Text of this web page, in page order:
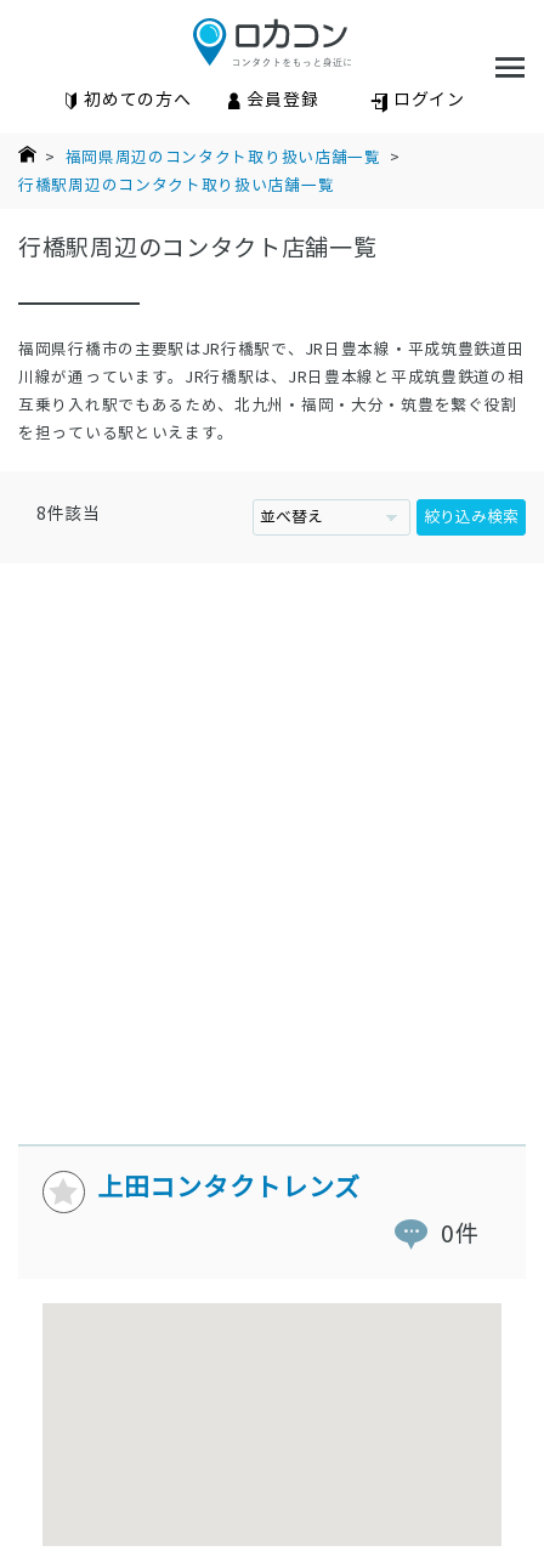
初めての方へ 会員登録 ログイン
> 福岡県周辺のコンタクト取り扱い店舗一覧 >
行橋駅周辺のコンタクト取り扱い店舗一覧
行橋駅周辺のコンタクト店舗一覧
福岡県行橋市の主要駅はJR行橋駅で、JR日豊本線・平成筑豊鉄道田
川線が通っています。JR行橋駅は、JR日豊本線と平成筑豊鉄道の相
互乗り入れ駅でもあるため、北九州・福岡・大分・筑豊を繋ぐ役割
を担っている駅といえます。
8件該当 絞り込み検索
上田コンタクトレンズ
0件